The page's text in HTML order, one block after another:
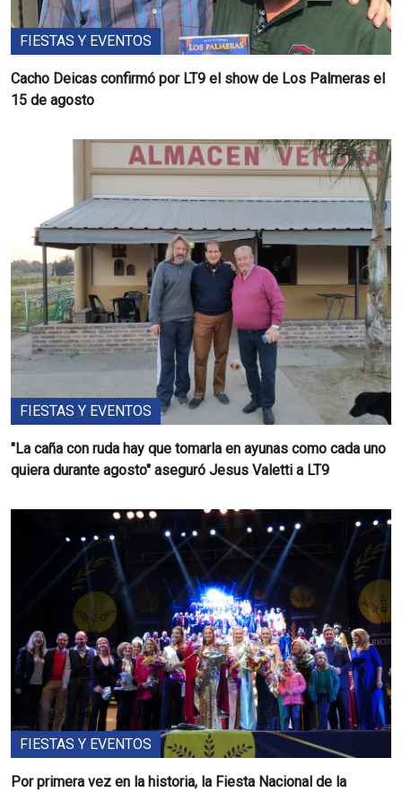
FIESTAS Y EVENTOS
Cacho Deicas confirmó por LT9 el show de Los Palmeras el
15 de agosto
FIESTAS Y EVENTOS
"La caña con ruda hay que tomarla en ayunas como cada uno
quiera durante agosto" aseguró Jesus Valetti a LT9
FIESTAS Y EVENTOS
Por primera vez en la historia, la Fiesta Nacional de la